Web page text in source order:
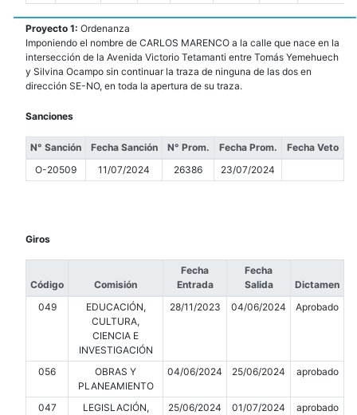
Proyecto 1: Ordenanza
Imponiendo el nombre de CARLOS MARENCO a la calle que nace en la
intersección de la Avenida Victorio Tetamanti entre Tomás Yemehuech
y Silvina Ocampo sin continuar la traza de ninguna de las dos en
dirección SE-NO, en toda la apertura de su traza.
Sanciones
N° Sanción Fecha Sanción N° Prom. Fecha Prom.
Fecha Veto
O-20509
11/07/2024 26386 23/07/2024
Giros
Código Comisión
Fecha
Entrada
Fecha
Salida
Dictamen
049
EDUCACIÓN,
CULTURA,
CIENCIA E
INVESTIGACIÓN
28/11/2023 04/06/2024 Aprobado
056
OBRAS Y
PLANEAMIENTO
04/06/2024 25/06/2024 aprobado
047
LEGISLACIÓN,
25/06/2024 01/07/2024 aprobado